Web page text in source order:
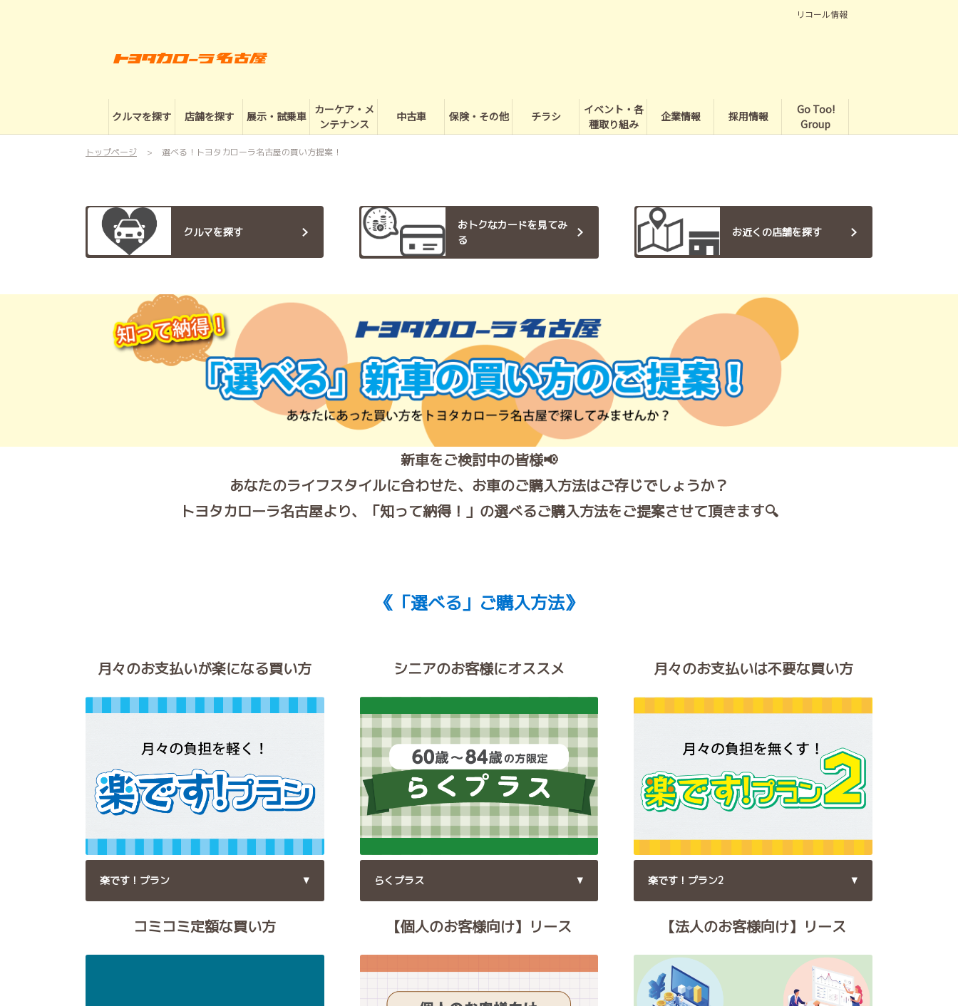
クルマを探す 店舗を探す 展示・試乗車 カーケア・メ
ンテナンス
中古車 保険・その他 チラシ
イベント・各
種取り組み
企業情報 採用情報
Go Too!
Group
リコール情報
トップページ 選べる！トヨタカローラ名古屋の買い方提案！
クルマを探す
おトクなカードを見てみ
る
お近くの店舗を探す
新車をご検討中の皆様📢
あなたのライフスタイルに合わせた、お車のご購入方法はご存じでしょうか？
トヨタカローラ名古屋より、「知って納得！」の選べるご購入方法をご提案させて頂きます🔍
《「選べる」ご購入方法》
月々のお支払いが楽になる買い方
楽です！プラン
シニアのお客様にオススメ
らくプラス
月々のお支払いは不要な買い方
楽です！プラン2
コミコミ定額な買い方 【個人のお客様向け】リース 【法人のお客様向け】リース